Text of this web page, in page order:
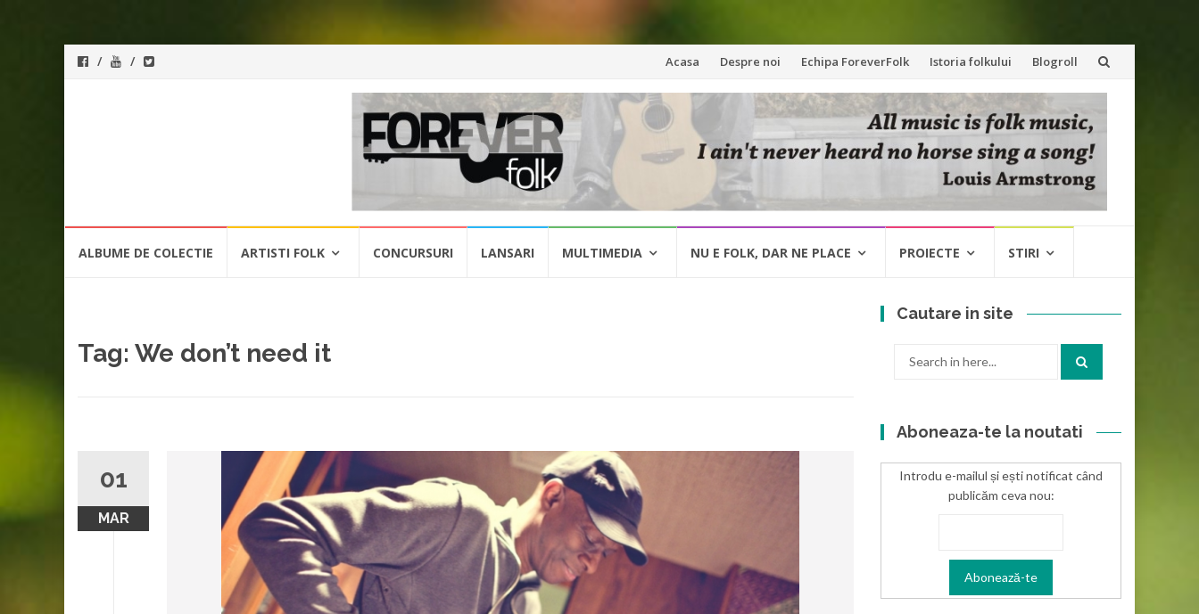
Skip
to
content
Acasa Despre noi Echipa ForeverFolk Istoria folkului Blogroll
ALBUME DE COLECTIE ARTISTI FOLK CONCURSURI LANSARI MULTIMEDIA NU E FOLK, DAR NE PLACE PROIECTE STIRI
Tag: We don’t need it
01
MAR
Cautare in site
Aboneaza-te la noutati
Introdu e-mailul și ești notificat când
publicăm ceva nou: